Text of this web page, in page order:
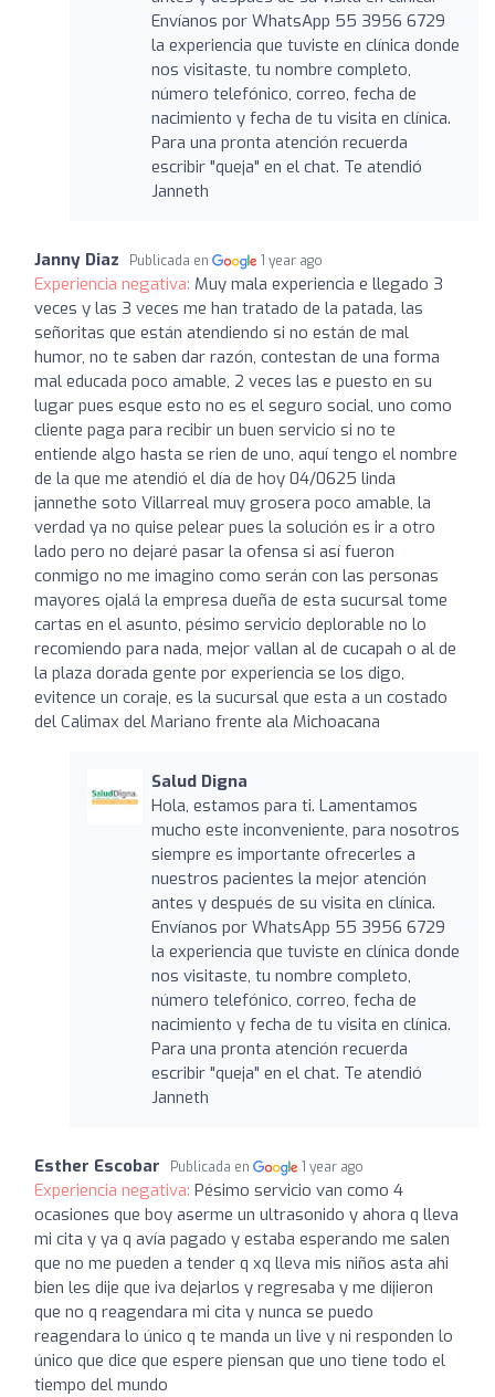
Envíanos por WhatsApp 55 3956 6729
la experiencia que tuviste en clínica donde
nos visitaste, tu nombre completo,
número telefónico, correo, fecha de
nacimiento y fecha de tu visita en clínica.
Para una pronta atención recuerda
escribir "queja" en el chat. Te atendió
Janneth
Janny Diaz Publicada en 1 year ago
Experiencia negativa: Muy mala experiencia e llegado 3
veces y las 3 veces me han tratado de la patada, las
señoritas que están atendiendo si no están de mal
humor, no te saben dar razón, contestan de una forma
mal educada poco amable, 2 veces las e puesto en su
lugar pues esque esto no es el seguro social, uno como
cliente paga para recibir un buen servicio si no te
entiende algo hasta se rien de uno, aquí tengo el nombre
de la que me atendió el día de hoy 04/0625 linda
jannethe soto Villarreal muy grosera poco amable, la
verdad ya no quise pelear pues la solución es ir a otro
lado pero no dejaré pasar la ofensa si así fueron
conmigo no me imagino como serán con las personas
mayores ojalá la empresa dueña de esta sucursal tome
cartas en el asunto, pésimo servicio deplorable no lo
recomiendo para nada, mejor vallan al de cucapah o al de
la plaza dorada gente por experiencia se los digo,
evitence un coraje, es la sucursal que esta a un costado
del Calimax del Mariano frente ala Michoacana
Salud Digna
Hola, estamos para ti. Lamentamos
mucho este inconveniente, para nosotros
siempre es importante ofrecerles a
nuestros pacientes la mejor atención
antes y después de su visita en clínica.
Envíanos por WhatsApp 55 3956 6729
la experiencia que tuviste en clínica donde
nos visitaste, tu nombre completo,
número telefónico, correo, fecha de
nacimiento y fecha de tu visita en clínica.
Para una pronta atención recuerda
escribir "queja" en el chat. Te atendió
Janneth
Esther Escobar Publicada en 1 year ago
Experiencia negativa: Pésimo servicio van como 4
ocasiones que boy aserme un ultrasonido y ahora q lleva
mi cita y ya q avía pagado y estaba esperando me salen
que no me pueden a tender q xq lleva mis niños asta ahi
bien les dije que iva dejarlos y regresaba y me dijieron
que no q reagendara mi cita y nunca se puedo
reagendara lo único q te manda un live y ni responden lo
único que dice que espere piensan que uno tiene todo el
tiempo del mundo